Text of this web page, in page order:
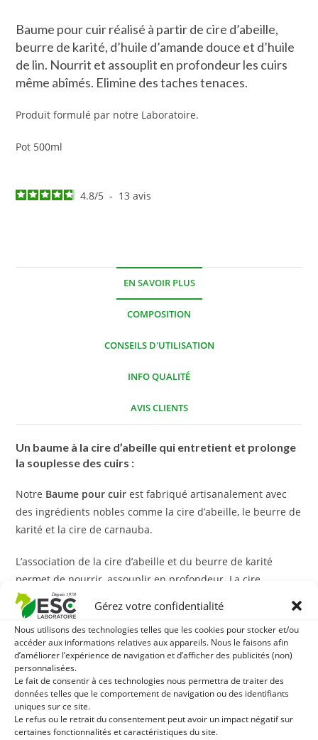
Gérez votre confidentialité
Nous utilisons des technologies telles que les cookies pour stocker et/ou
accéder aux informations relatives aux appareils. Nous le faisons afin
d’améliorer l’expérience de navigation et d’afficher des publicités (non)
personnalisées.
Le fait de consentir à ces technologies nous permettra de traiter des
données telles que le comportement de navigation ou des identifiants
uniques sur ce site.
Le refus ou le retrait du consentement peut avoir un impact négatif sur
certaines fonctionnalités et caractéristiques du site.
Baume pour cuir réalisé à partir de cire d’abeille,
beurre de karité, d’huile d’amande douce et d’huile
de lin. Nourrit et assouplit en profondeur les cuirs
même abîmés. Elimine des taches tenaces.
Produit formulé par notre Laboratoire.
Pot 500ml
4.8/5 - 13avis
EN SAVOIR PLUS
COMPOSITION
CONSEILS D'UTILISATION
INFO QUALITÉ
AVIS CLIENTS
Un baume à la cire d’abeille qui entretient et prolonge
la souplesse des cuirs :
Notre Baume pour cuir est fabriqué artisanalement avec
des ingrédients nobles comme la cire d’abeille, le beurre de
karité et la cire de carnauba.
L’association de la cire d’abeille et du beurre de karité
permet de nourrir, assouplir en profondeur. La cire
d’abeille dépose un film de protection qui imperméabilise
les cuirs et les protège des conditions climatiques
extérieures. Le beurre de karité contribue à nourrir les
cuirs même très abîmés ou desséchés.
L’essence de térébenthine élimine les taches tenaces et les
saletés de vos cuirs.
Avec quoi associer le Baume pour cuir ?